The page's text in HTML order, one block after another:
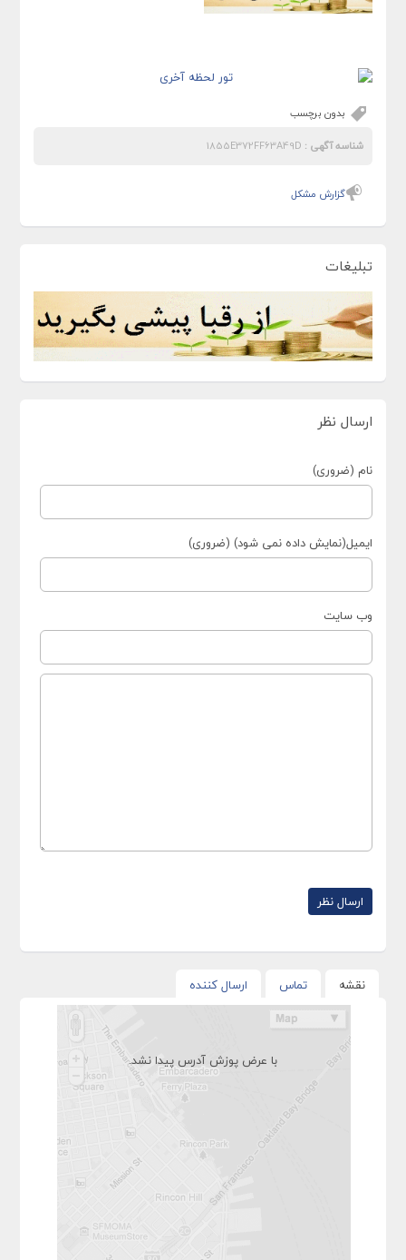
بدون برچسب
شناسه آگهی :
گزارش مشکل
تبلیغات
ارسال نظر
نام (ضروری)
ایمیل(نمایش داده نمی شود) (ضروری)
وب سایت
نقشه تماس ارسال کننده
با عرض پوزش آدرس پیدا نشد.